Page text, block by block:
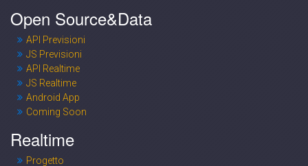
Open Source&Data
API Previsioni
JS Previsioni
API Realtime
JS Realtime
Android App
Coming Soon
Realtime
Progetto